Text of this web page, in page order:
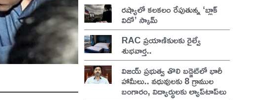
రష్యాలో కలకలం రేపుతున్న ‘బ్లాక్
విడో’ స్కామ్
RAC ప్రయాణికులకు రైల్వే
శుభవార్త..
విజయ్ ప్రభుత్వ తొలి బడ్జెట్‌లో భారీ
హామీలు.. వధువులకు 8 గ్రాముల
బంగారం, విద్యార్థులకు ల్యాప్‌టాప్‌లు